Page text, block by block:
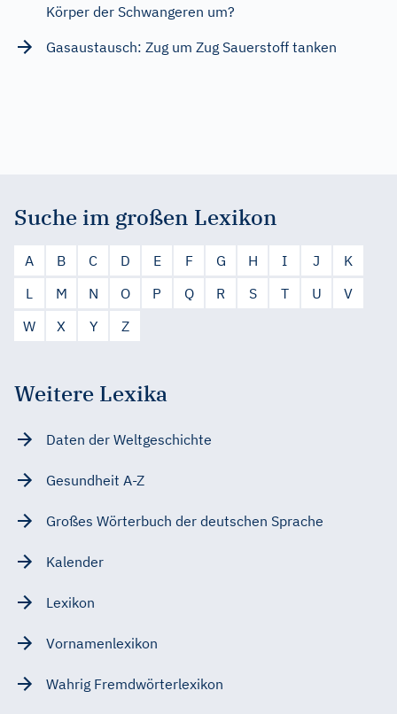
Körper der Schwangeren um?
Gasaustausch: Zug um Zug Sauerstoff tanken
Suche im großen Lexikon
A B C D E F G H I J
K
L
M N O P Q R S T U
V
W
X Y Z
Weitere Lexika
Daten der Weltgeschichte
Gesundheit A-Z
Großes Wörterbuch der deutschen Sprache
Kalender
Lexikon
Vornamenlexikon
Wahrig Fremdwörterlexikon